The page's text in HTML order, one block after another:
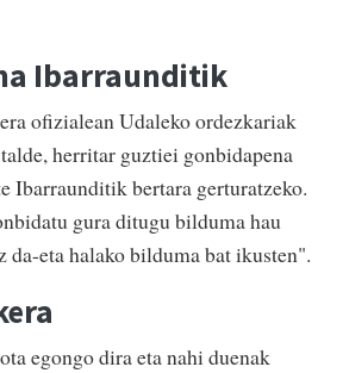
Ibarraunditik
ofizialean Udaleko ordezkariak
herritar guztiei gonbidapena
Ibarraunditik bertara gerturatzeko.
gura ditugu bilduma hau
da-eta halako bilduma bat ikusten".
egongo dira eta nahi duenak